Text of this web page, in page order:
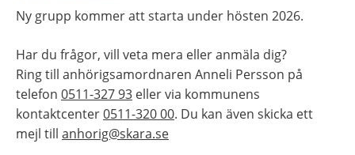
Ny grupp kommer att starta under hösten 2026.
Har du frågor, vill veta mera eller anmäla dig?
Ring till anhörigsamordnaren Anneli Persson på
telefon 0511-327 93 eller via kommunens
kontaktcenter 0511-320 00. Du kan även skicka ett
mejl till anhorig@skara.se